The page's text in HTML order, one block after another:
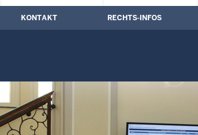
KONTAKT RECHTS-INFOS